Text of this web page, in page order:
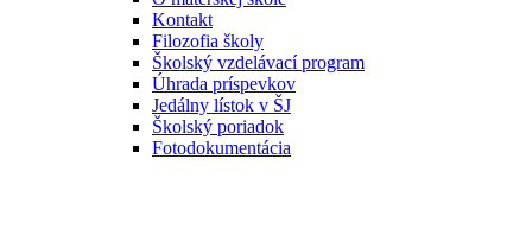
Kontakt
Filozofia školy
Školský vzdelávací program
Úhrada príspevkov
Jedálny lístok v ŠJ
Školský poriadok
Fotodokumentácia